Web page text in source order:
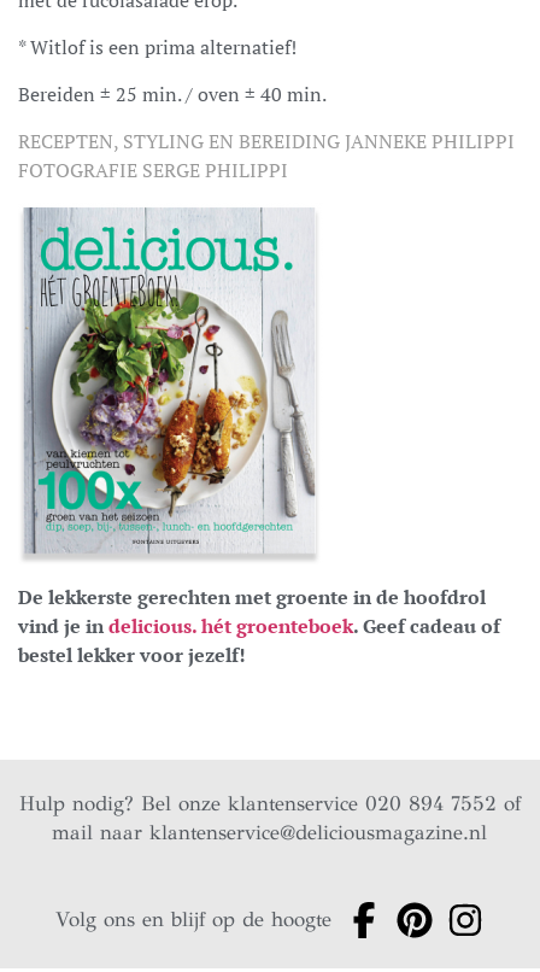
*Witlof is een prima alternatief!
Bereiden ± 25 min. / oven ± 40 min.
RECEPTEN, STYLING EN BEREIDING JANNEKE PHILIPPI
FOTOGRAFIE SERGE PHILIPPI
De lekkerste gerechten met groente in de hoofdrol
vind je indelicious. hét groenteboek. Geef cadeau of
bestel lekker voor jezelf!
Hulp nodig? Bel onze klantenservice 020 894 7552 of
mail naarklantenservice@deliciousmagazine.nl
Volg ons en blijf op de hoogte